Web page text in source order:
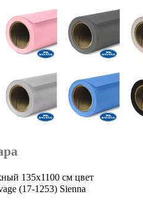
135x1100 см цвет
(17-1253) Sienna